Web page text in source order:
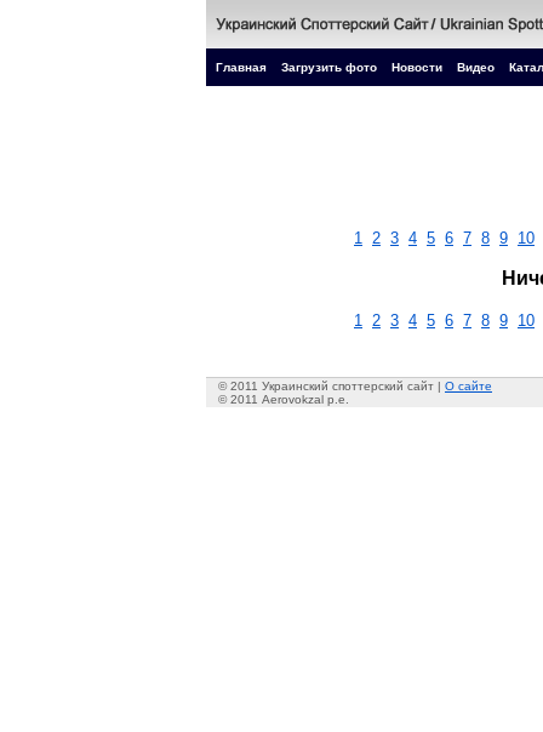
Главная Загрузить фото Новости Видео
1 2 3 4 5 6 7 8 9 10
1 2 3 4 5 6 7 8 9 10
© 2011 Украинский споттерский сайт | О сайте
© 2011 Aerovokzal p.e.